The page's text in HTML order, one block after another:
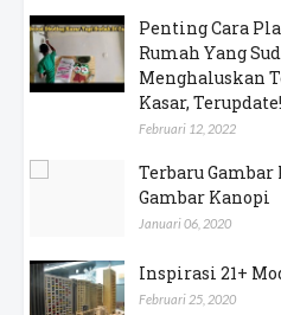
Penting Cara
Rumah Yang
Menghaluskan
Kasar, Terupdate!
Februari 12, 2022
Terbaru Gambar
Gambar Kanopi
Januari 06, 2020
Inspirasi 21+
Februari 25, 2020